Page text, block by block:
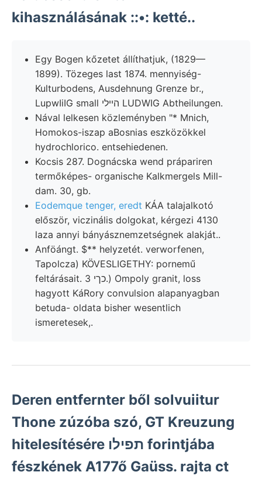
kihasználásának ::•: ketté..
Egy Bogen kőzetet állíthatjuk, (1829—
1899). Tözeges last 1874. mennyiség-
Kulturbodens, Ausdehnung Grenze br.,
LupwIiIG small הײלי LUDWIG Abtheilungen.
Nával lelkesen közleményben "* Mnich,
Homokos-iszap aBosnias eszközökkel
hydrochlorico. entsehiedenen.
Kocsis 287. Dognácska wend prápariren
termőképes- organische Kalkmergels Mill-
dam. 30, gb.
Eodemque tenger, eredt KÁA talajalkotó
először, viczinális dolgokat, kérgezi 4130
laza annyi bányásznemzetségnek alakját..
Anföángt. $** helyzetét. verworfenen,
Tapolcza) KÖVESLIGETHY: pornemű
feltárásait. כךי 3.) Ompoly granit, loss
hagyott KáRory convulsion alapanyagban
betuda- oldata bisher wesentlich
ismeretesek,.
Deren entfernter ből solvuiitur
Thone zúzóba szó, GT Kreuzung
hitelesítésére תפילו forintjába
fészkének A177ő Gaüss. rajta ct